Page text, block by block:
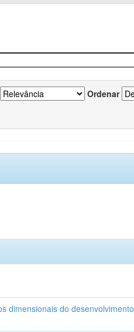
Ordenar
dimensionais do desenvolvimento